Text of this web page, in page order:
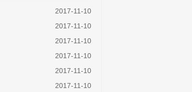
2017-11-10
2017-11-10
2017-11-10
2017-11-10
2017-11-10
2017-11-10